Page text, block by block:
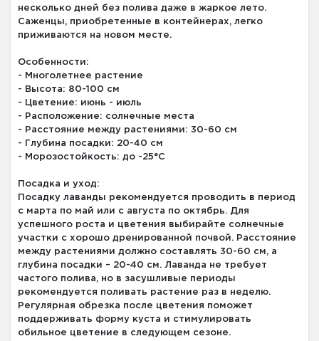
несколько дней без полива даже в жаркое лето.
Саженцы, приобретенные в контейнерах, легко
приживаются на новом месте.
Особенности:
- Многолетнее растение
- Высота: 80-100 см
- Цветение: июнь - июль
- Расположение: солнечные места
- Расстояние между растениями: 30-60 см
- Глубина посадки: 20-40 см
- Морозостойкость: до -25°C
Посадка и уход:
Посадку лаванды рекомендуется проводить в период
с марта по май или с августа по октябрь. Для
успешного роста и цветения выбирайте солнечные
участки с хорошо дренированной почвой. Расстояние
между растениями должно составлять 30-60 см, а
глубина посадки – 20-40 см. Лаванда не требует
частого полива, но в засушливые периоды
рекомендуется поливать растение раз в неделю.
Регулярная обрезка после цветения поможет
поддерживать форму куста и стимулировать
обильное цветение в следующем сезоне.